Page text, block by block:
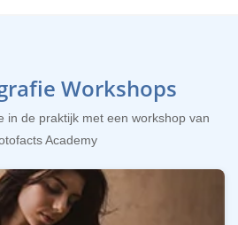
Workshops
in de praktijk met een workshop van
Academy